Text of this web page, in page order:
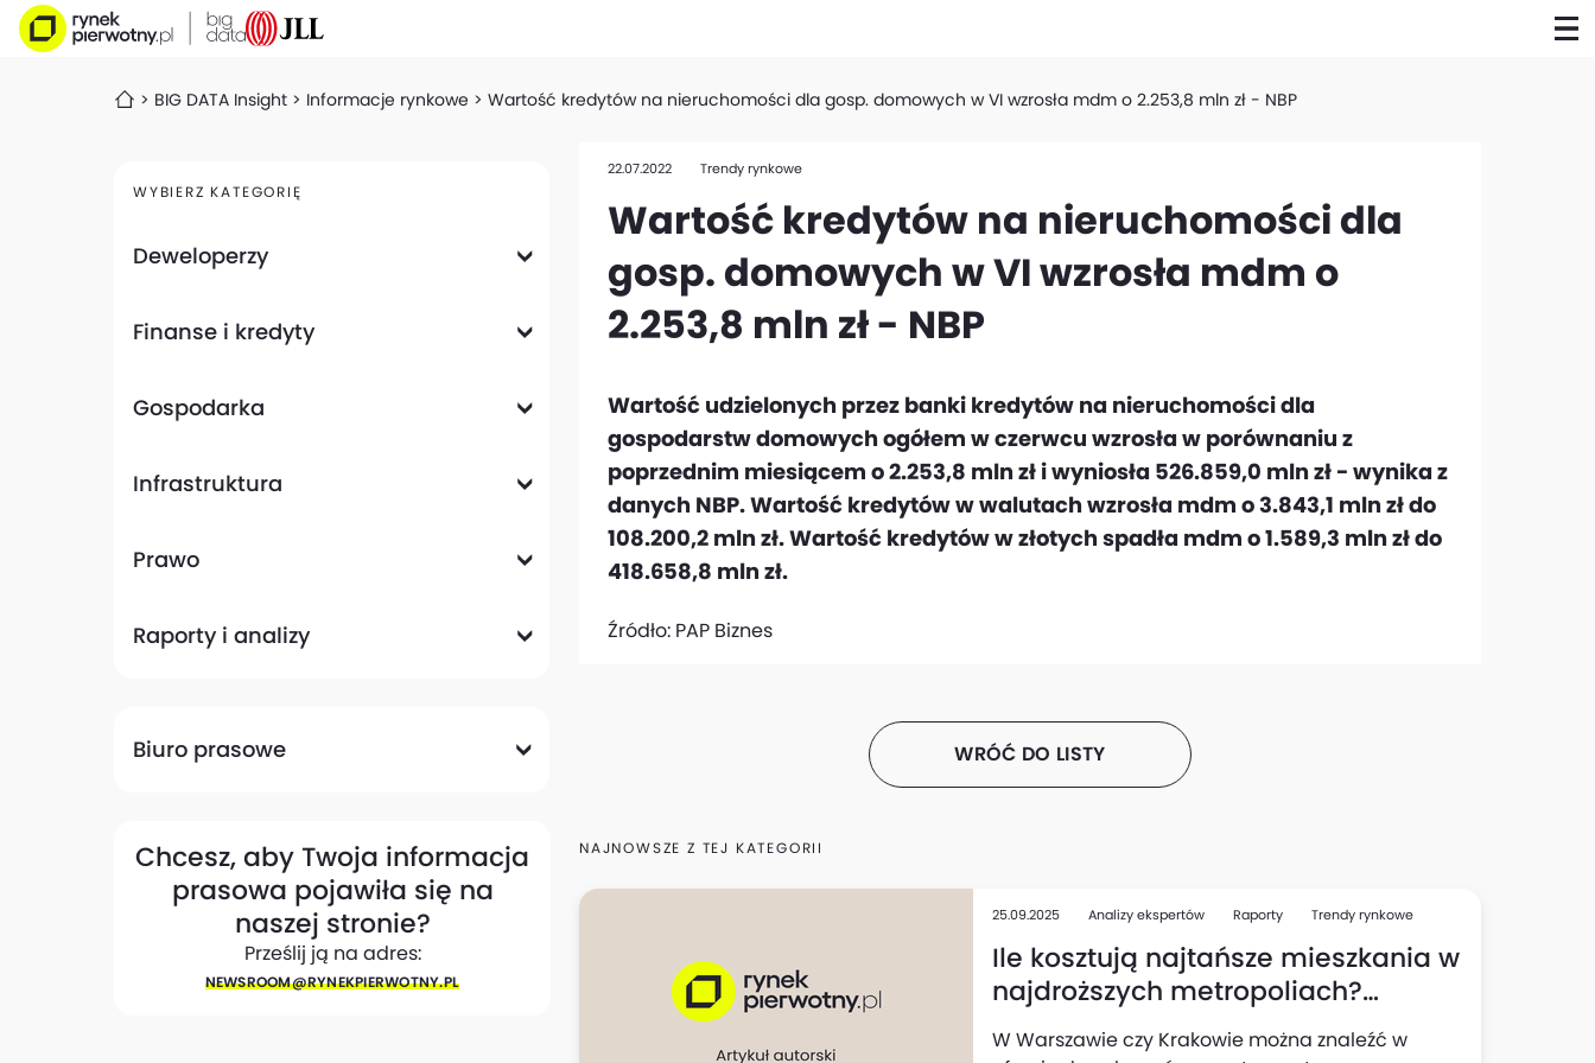
BIG DATA Insight Informacje rynkowe Wartość kredytów na nieruchomości dla gosp. domowych w VI wzrosła mdm o 2.253,8 mln zł - NBP
WYBIERZ KATEGORIĘ
Deweloperzy
Finanse i kredyty
Gospodarka
Infrastruktura
Prawo
Raporty i analizy
Biuro prasowe
Chcesz, aby Twoja informacja
prasowa pojawiła się na
naszej stronie?
Prześlij ją na adres:
NEWSROOM@​RYNEKPIERWOTNY.PL
22.07.2022 Trendy rynkowe
Wartość kredytów na nieruchomości dla
gosp. domowych w VI wzrosła mdm o
2.253,8 mln zł - NBP
Wartość udzielonych przez banki kredytów na nieruchomości dla
gospodarstw domowych ogółem w czerwcu wzrosła w porównaniu z
poprzednim miesiącem o 2.253,8 mln zł i wyniosła 526.859,0 mln zł - wynika z
danych NBP. Wartość kredytów w walutach wzrosła mdm o 3.843,1 mln zł do
108.200,2 mln zł. Wartość kredytów w złotych spadła mdm o 1.589,3 mln zł do
418.658,8 mln zł.
Źródło: PAP Biznes
WRÓĆ DO LISTY
NAJNOWSZE Z TEJ KATEGORII
25.09.2025 Analizy ekspertów Raporty Trendy rynkowe
Ile kosztują najtańsze mieszkania w
najdroższych metropoliach?
Różnice w cenach mogą szokować!
W Warszawie czy Krakowie można znaleźć w